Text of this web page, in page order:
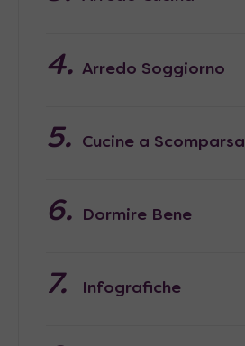
Arredo Soggiorno
Cucine a Scomparsa
Dormire Bene
Infografiche